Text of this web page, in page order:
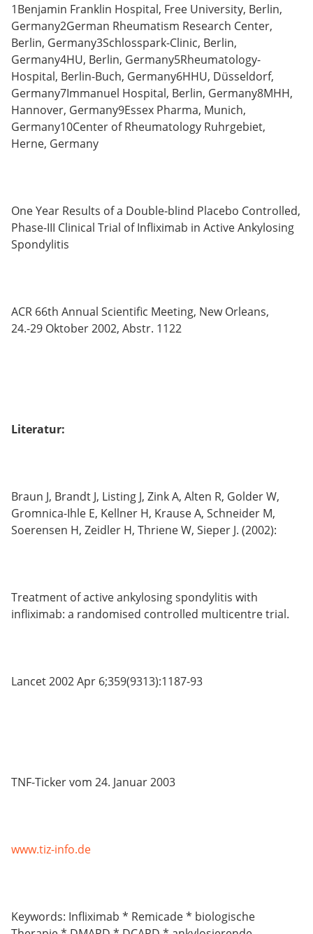
1Benjamin Franklin Hospital, Free University, Berlin,
Germany2German Rheumatism Research Center,
Berlin, Germany3Schlosspark-Clinic, Berlin,
Germany4HU, Berlin, Germany5Rheumatology-
Hospital, Berlin-Buch, Germany6HHU, Düsseldorf,
Germany7Immanuel Hospital, Berlin, Germany8MHH,
Hannover, Germany9Essex Pharma, Munich,
Germany10Center of Rheumatology Ruhrgebiet,
Herne, Germany
One Year Results of a Double-blind Placebo Controlled,
Phase-III Clinical Trial of Infliximab in Active Ankylosing
Spondylitis
ACR 66th Annual Scientific Meeting, New Orleans,
24.-29 Oktober 2002, Abstr. 1122
Literatur:
Braun J, Brandt J, Listing J, Zink A, Alten R, Golder W,
Gromnica-Ihle E, Kellner H, Krause A, Schneider M,
Soerensen H, Zeidler H, Thriene W, Sieper J. (2002):
Treatment of active ankylosing spondylitis with
infliximab: a randomised controlled multicentre trial.
Lancet 2002 Apr 6;359(9313):1187-93
TNF-Ticker vom 24. Januar 2003
www.tiz-info.de
Keywords: Infliximab * Remicade * biologische